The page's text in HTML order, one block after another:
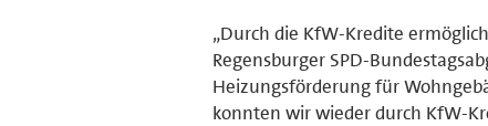
„Durch die KfW-Kredite
Regensburger SPD-
Heizungsförderung für
konnten wir wieder durch KfW-